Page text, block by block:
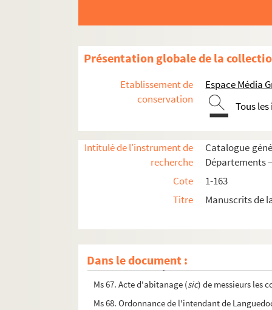
Présentation globale de la
Etablissement de
conservation
Espace Média
Tous
Intitulé de l'instrument de
recherche
Catalogue
Départements
Cote
1-163
Titre
Manuscrits de
Dans le document :
Ms 55. Manuel du sapeur-pompier, présenté à
Ms 57. Étude historique sur Fontfroide,
Ms 58. Rapport adressé à MM. les membres
Ms 59. Fouilles des Moulinassés. 1879. 1
Ms 60. Titres des vicomtes de Narbonne.
Ms 61. Inventaire raisonné des titres,
Ms 64. Hortus Narbonensis. 1791. —
Ms 65. Recherches sur l'origine de Limoux par
Ms 66. Verbal et adjudication de la terre et val
Ms 67. Acte d'abitanage (sic) de messieurs les
Ms 68. Ordonnance de l'intendant de